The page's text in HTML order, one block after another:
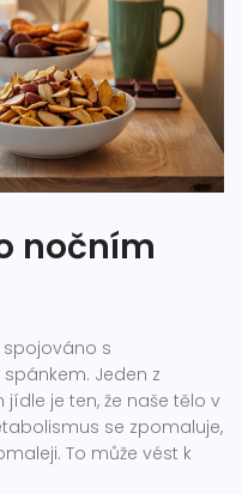
nočním
s
Jeden z
je ten, že naše tělo v
se zpomaluje,
To může vést k